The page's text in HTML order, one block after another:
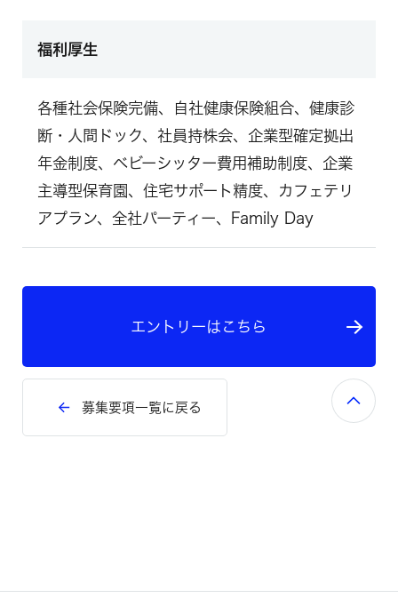
福利厚生
各種社会保険完備、自社健康保険組合、健康診
断・人間ドック、社員持株会、企業型確定拠出
年金制度、ベビーシッター費用補助制度、企業
主導型保育園、住宅サポート精度、カフェテリ
アプラン、全社パーティー、Family Day
募集要項一覧に戻る
エントリーはこちら